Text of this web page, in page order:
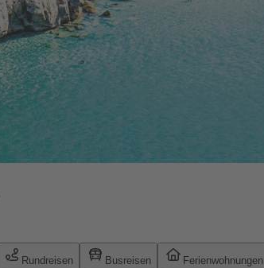
Rundreisen Busreisen Ferienwohnungen